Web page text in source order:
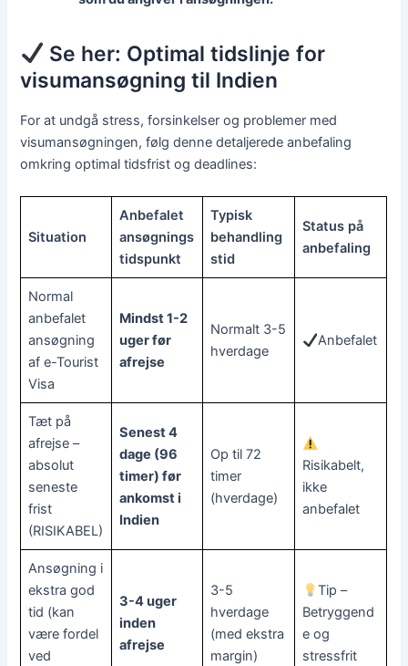
Se her: Optimal tidslinje for
visumansøgning til Indien
For at undgå stress, forsinkelser og problemer med
visumansøgningen, følg denne detaljerede anbefaling
omkring optimal tidsfrist og deadlines:
Situation
Anbefalet
ansøgnings
tidspunkt
Typisk
behandling
stid
Status på
anbefaling
Normal
anbefalet
ansøgning
af e-Tourist
Visa
Mindst 1-2
uger før
afrejse
Normalt 3-5
hverdage
Anbefalet
Tæt på
afrejse –
absolut
seneste
frist
(RISIKABEL)
Senest 4
dage (96
timer) før
ankomst i
Indien
Op til 72
timer
(hverdage)
Risikabelt,
ikke
anbefalet
Ansøgning i
ekstra god
tid (kan
være fordel
ved
3-4 uger
inden
afrejse
3-5
hverdage
(med ekstra
margin)
Tip –
Betryggend
e og
stressfrit